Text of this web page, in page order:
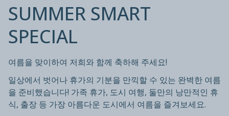
SUMMER SMART
SPECIAL
여름을 맞이하여 저희와 함께 축하해 주세요!
일상에서 벗어나 휴가의 기분을 만끽할 수 있는 완벽한 여름
을 준비했습니다! 가족 휴가, 도시 여행, 둘만의 낭만적인 휴
식, 출장 등 가장 아름다운 도시에서 여름을 즐겨보세요.